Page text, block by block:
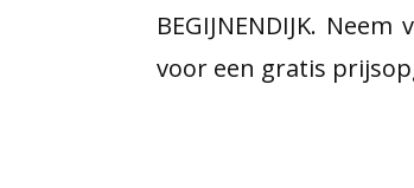
BEGIJNENDIJK.
voor een gratis